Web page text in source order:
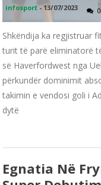
infosport -13/07/2023 0
Shkëndija ka regjistruar
turit të parë eliminatorë
së Haverfordwest nga
përkundër dominimit
takimin e vendosi goli i
dytë
Egnatia Në